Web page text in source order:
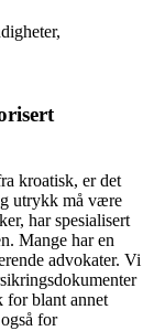
kroatisk, er det
utrykk må være
har spesialisert
Mange har en
advokater. Vi
for blant annet
for